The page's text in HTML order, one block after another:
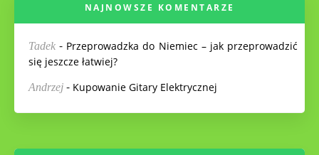
NAJNOWSZE KOMENTARZE
Tadek - Przeprowadzka do Niemiec – jak przeprowadzić
się jeszcze łatwiej?
Andrzej - Kupowanie Gitary Elektrycznej